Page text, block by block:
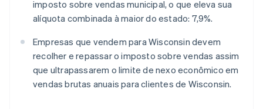
imposto sobre vendas municipal, o que eleva sua
alíquota combinada à maior do estado: 7,9%.
Empresas que vendem para Wisconsin devem
recolher e repassar o imposto sobre vendas assim
que ultrapassarem o limite de nexo econômico em
vendas brutas anuais para clientes de Wisconsin.